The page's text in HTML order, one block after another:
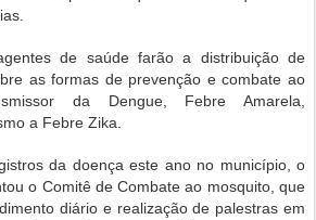
de saúde farão a distribuição de
as formas de prevenção e combate ao
da Dengue, Febre Amarela,
a Febre Zika.
da doença este ano no município, o
o Comitê de Combate ao mosquito, que
diário e realização de palestras em